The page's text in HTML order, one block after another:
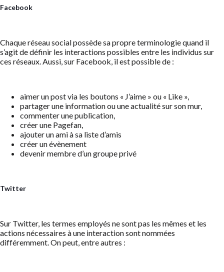
Facebook
Chaque réseau social possède sa propre terminologie quand il
s’agit de définir les interactions possibles entre les individus sur
ces réseaux. Aussi, sur Facebook, il est possible de :
aimer un post via les boutons « J’aime » ou « Like »,
partager une information ou une actualité sur son mur,
commenter une publication,
créer une Pagefan,
ajouter un ami à sa liste d’amis
créer un évènement
devenir membre d’un groupe privé
Twitter
Sur Twitter, les termes employés ne sont pas les mêmes et les
actions nécessaires à une interaction sont nommées
différemment. On peut, entre autres :